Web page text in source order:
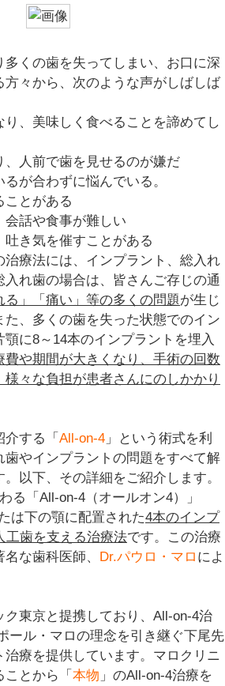
くの歯を失ってしまい、お口に深
々から、次のような声がしばしば
、美味しく食べることを諦めてし
人前で歯を見せるのが嫌だ
が合わずに悩んでいる。
ことがある
話や食事が難しい
き気を催すことがある
治療法には、インプラント、総入れ
入れ歯の場合は、皆さんご存じの通
る」「痛い」等の多くの問題が生じ
た、多くの歯を失った状態でのイン
顎に8～14本のインプラントを埋入
費や期間が大きくなり、手術の回数
様々な負担が患者さんにのしかかり
する「 All-on-4 」という術式を利
歯やインプラントの問題をすべて解
以下、その詳細をご紹介します。
る「All-on-4（オールオン4）」
は下の顎に配置された4本のインプ
工歯を支える治療法です。この治療
な歯科医師、 Dr.パウロ・マロ によ
ク東京と提携しており、All-on-4治
ール・マロの理念を引き継ぐ下尾先
療を提供しています。マロクリニ
とから「 本物 」のAll-on-4治療を